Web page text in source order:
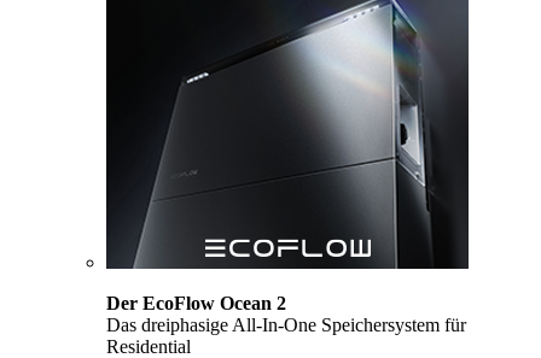
Der EcoFlow Ocean 2
Das dreiphasige All-In-One Speichersystem für
Residential